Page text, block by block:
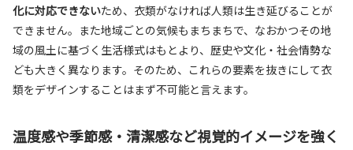
化に対応できないため、衣類がなければ人類は生き延びることが
できません。また地域ごとの気候もまちまちで、なおかつその地
域の風土に基づく生活様式はもとより、歴史や文化・社会情勢な
ども大きく異なります。そのため、これらの要素を抜きにして衣
類をデザインすることはまず不可能と言えます。
温度感や季節感・清潔感など視覚的イメージを強く